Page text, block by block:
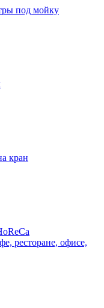
под мойку
кран
ресторане, офисе,